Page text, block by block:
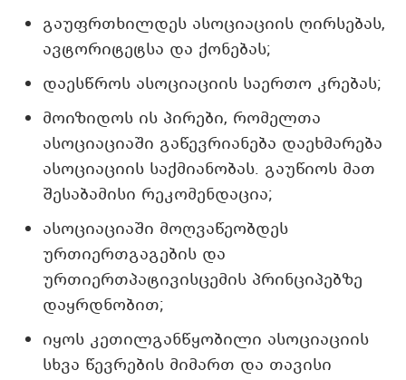
გაუფრთხილდეს ასოციაციის ღირსებას,
ავტორიტეტსა და ქონებას;
დაესწროს ასოციაციის საერთო კრებას;
მოიზიდოს ის პირები, რომელთა
ასოციაციაში გაწევრიანება დაეხმარება
ასოციაციის საქმიანობას. გაუწიოს მათ
შესაბამისი რეკომენდაცია;
ასოციაციაში მოღვაწეობდეს
ურთიერთგაგების და
ურთიერთპატივისცემის პრინციპებზე
დაყრდნობით;
იყოს კეთილგანწყობილი ასოციაციის
სხვა წევრების მიმართ და თავისი